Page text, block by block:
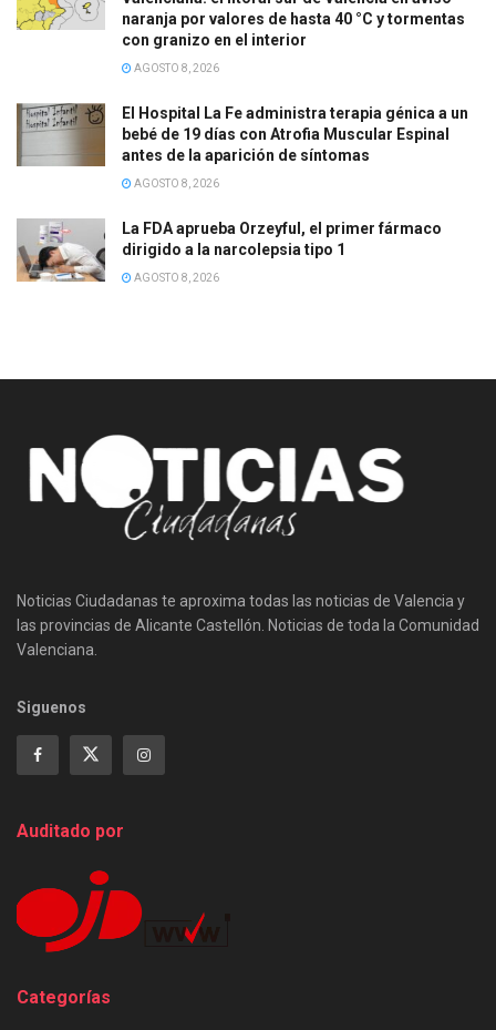
naranja por valores de hasta 40 °C y tormentas
con granizo en el interior
AGOSTO 8, 2026
El Hospital La Fe administra terapia génica a un
bebé de 19 días con Atrofia Muscular Espinal
antes de la aparición de síntomas
AGOSTO 8, 2026
La FDA aprueba Orzeyful, el primer fármaco
dirigido a la narcolepsia tipo 1
AGOSTO 8, 2026
Noticias Ciudadanas te aproxima todas las noticias de Valencia y
las provincias de Alicante Castellón. Noticias de toda la Comunidad
Valenciana.
Siguenos
Auditado por
Categorías